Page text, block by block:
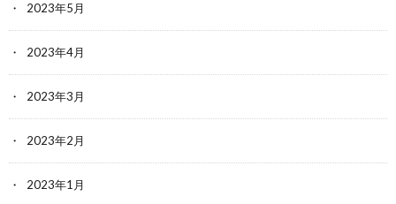
2023年5月
2023年4月
2023年3月
2023年2月
2023年1月